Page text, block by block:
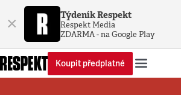
× Týdeník Respekt
Respekt Media
ZDARMA - na Google Play
Koupit předplatné